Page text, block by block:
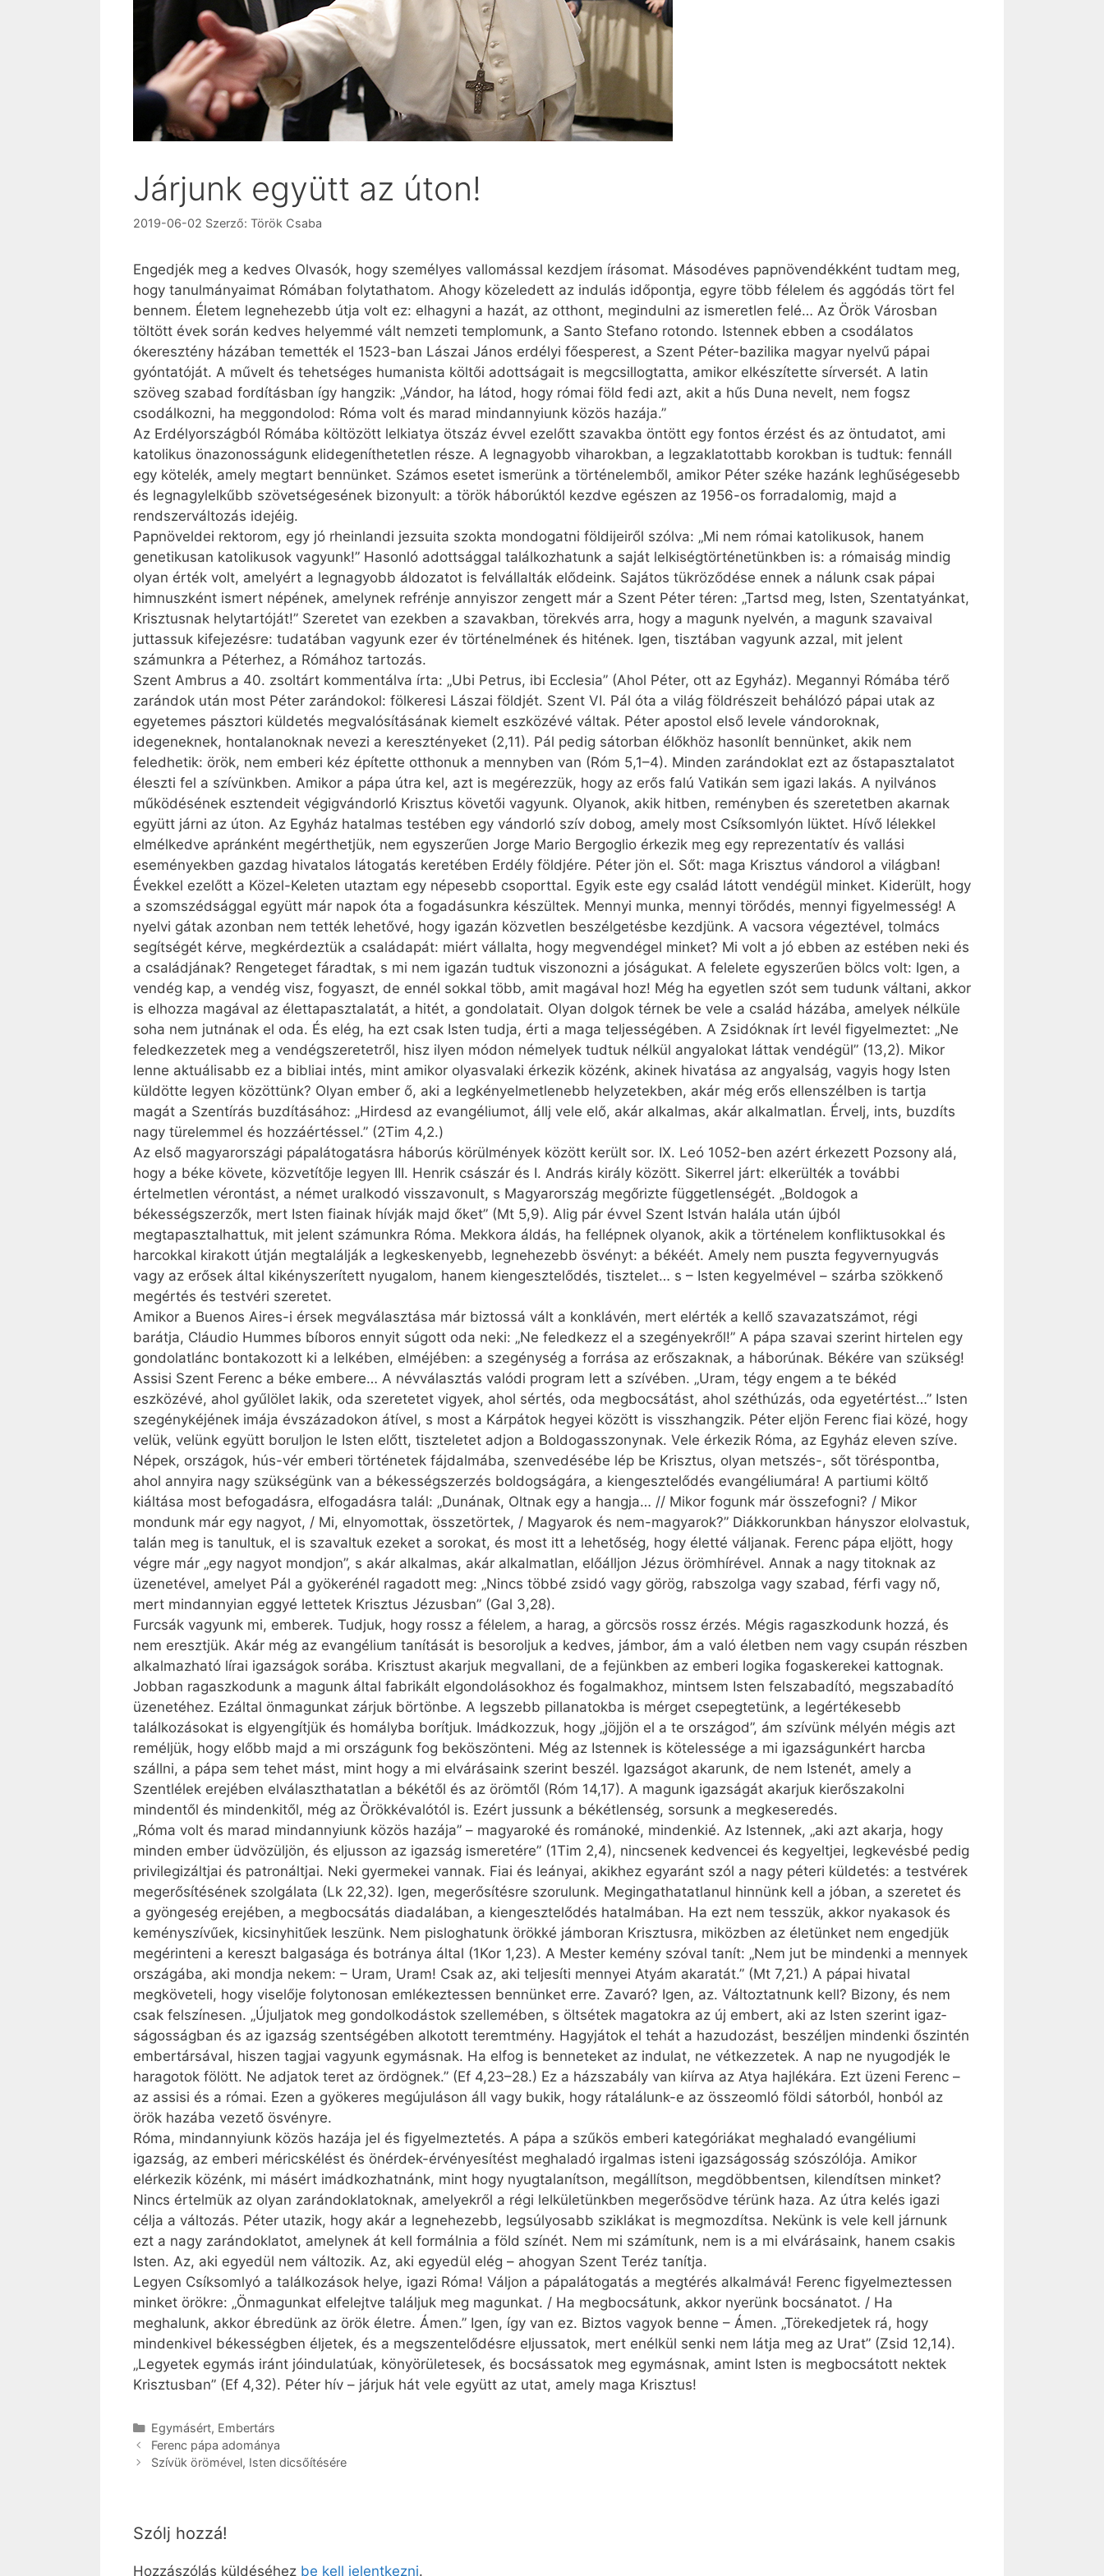
Járjunk együtt az úton!
2019-06-02 Szerző: Török Csaba
Engedjék meg a kedves Olvasók, hogy személyes vallomással kezdjem írásomat. Másodéves papnövendékként tudtam meg,
hogy tanulmányaimat Rómában folytathatom. Ahogy közeledett az indulás időpontja, egyre több félelem és aggódás tört fel
bennem. Életem legnehezebb útja volt ez: elhagyni a hazát, az otthont, megindulni az ismeretlen felé… Az Örök Városban
töltött évek során kedves helyemmé vált nemzeti templomunk, a Santo Ste­fa­no ro­tondo. Istennek ebben a csodálatos
ókeresztény házában temették el 1523-ban Lászai János erdélyi főesperest, a Szent Péter-bazilika magyar nyelvű pápai
gyóntatóját. A művelt és tehetséges humanista költői adottságait is megcsillogtatta, amikor elkészítette sírversét. A latin
szöveg szabad fordításban így hangzik: „Vándor, ha látod, hogy római föld fedi azt, akit a hűs Duna nevelt, nem fogsz
csodálkozni, ha meggondolod: Róma volt és marad mindannyiunk közös hazája.”
Az Erdélyországból Rómába költözött lelkiatya ötszáz évvel ezelőtt szavakba öntött egy fontos érzést és az öntudatot, ami
katolikus önazonosságunk elidegeníthetetlen része. A legnagyobb viharokban, a legzaklatottabb korokban is tudtuk: fennáll
egy kötelék, amely megtart bennünket. Számos esetet ismerünk a történelemből, amikor Péter széke hazánk leghűségesebb
és legnagylelkűbb szövetségesének bizonyult: a török háborúktól kezdve egészen az 1956-os forradalomig, majd a
rendszerváltozás idejéig.
Papnöveldei rektorom, egy jó rheinlandi jezsuita szokta mondogatni földijeiről szólva: „Mi nem római katolikusok, hanem
genetikusan katolikusok vagyunk!” Hasonló adottsággal találkozhatunk a saját lelkiségtörténetünkben is: a rómaiság mindig
olyan érték volt, amelyért a legnagyobb áldozatot is felvállalták elődeink. Sajátos tükröződése ennek a nálunk csak pápai
himnuszként ismert népének, amelynek refrénje annyiszor zengett már a Szent Péter téren: „Tartsd meg, Isten, Szentatyánkat,
Krisztusnak helytartóját!” Szeretet van ezekben a szavakban, törekvés arra, hogy a magunk nyelvén, a magunk szavaival
juttassuk kifejezésre: tudatában vagyunk ezer év történelmének és hitének. Igen, tisztában vagyunk azzal, mit jelent
számunkra a Péterhez, a Rómához tartozás.
Szent Ambrus a 40. zsoltárt kommentálva írta: „Ubi Petrus, ibi Ecclesia” (Ahol Péter, ott az Egyház). Megannyi Rómába térő
zarándok után most Péter zarándokol: fölkeresi Lászai földjét. Szent VI. Pál óta a világ földrészeit behálózó pápai utak az
egyetemes pásztori küldetés megvalósításának kiemelt eszközévé váltak. Péter apostol első levele vándoroknak,
idegeneknek, hontalanoknak nevezi a keresztényeket (2,11). Pál pedig sátorban élőkhöz hasonlít bennünket, akik nem
feledhetik: örök, nem emberi kéz építette otthonuk a mennyben van (Róm 5,1–4). Minden zarándoklat ezt az őstapasztalatot
éleszti fel a szívünkben. Amikor a pápa útra kel, azt is megérezzük, hogy az erős falú Vatikán sem igazi lakás. A nyilvános
működésének esztendeit végigvándorló Krisztus követői vagyunk. Olyanok, akik hitben, reményben és szeretetben akarnak
együtt járni az úton. Az Egyház hatalmas testében egy vándorló szív dobog, amely most Csík­somlyón lüktet. Hívő lélekkel
elmélkedve apránként megérthetjük, nem egyszerűen Jor­ge Mario Bergoglio érkezik meg egy reprezentatív és vallási
eseményekben gazdag hivatalos látogatás keretében Erdély földjére. Péter jön el. Sőt: maga Krisztus vándorol a világban!
Évekkel ezelőtt a Közel-Keleten utaztam egy népesebb csoporttal. Egyik este egy család látott vendégül minket. Kiderült, hogy
a szomszédsággal együtt már napok óta a fogadásunkra készültek. Mennyi munka, mennyi törődés, mennyi figyelmesség! A
nyelvi gátak azonban nem tették lehetővé, hogy igazán közvetlen beszélgetésbe kezdjünk. A vacsora végeztével, tolmács
segítségét kérve, megkérdeztük a családapát: miért vállalta, hogy megvendégel minket? Mi volt a jó ebben az estében neki és
a családjának? Rengeteget fáradtak, s mi nem igazán tudtuk viszonozni a jóságukat. A felelete egyszerűen bölcs volt: Igen, a
vendég kap, a vendég visz, fogyaszt, de ennél sokkal több, amit magával hoz! Még ha egyetlen szót sem tudunk váltani, akkor
is elhozza magával az élettapasztalatát, a hitét, a gondolatait. Olyan dolgok térnek be vele a család házába, amelyek nélküle
soha nem jutnának el oda. És elég, ha ezt csak Isten tudja, érti a maga teljességében. A Zsidóknak írt levél figyelmeztet: „Ne
feledkezzetek meg a vendégszeretetről, hisz ilyen módon némelyek tudtuk nélkül angyalokat láttak vendégül” (13,2). Mikor
lenne aktuálisabb ez a bibliai intés, mint amikor olyasvalaki érkezik közénk, akinek hivatása az angyalság, vagyis hogy Isten
küldötte legyen közöttünk? Olyan ember ő, aki a legkényelmetlenebb hely­zetekben, akár még erős ellenszélben is tartja
magát a Szentírás buzdításához: „Hirdesd az evangéliumot, állj vele elő, akár alkalmas, akár alkalmatlan. Érvelj, ints, buzdíts
nagy türelemmel és hozzáértéssel.” (2Tim 4,2.)
Az első magyarországi pápalátogatásra háborús körülmények között került sor. IX. Leó 1052-ben azért érkezett Pozsony alá,
hogy a béke követe, közvetítője legyen III. Henrik császár és I. András király között. Sikerrel járt: elkerülték a további
értelmetlen vérontást, a német uralkodó visszavonult, s Magyarország megőrizte függetlenségét. „Boldogok a
békességszerzők, mert Isten fiainak hívják majd őket” (Mt 5,9). Alig pár évvel Szent István halála után újból
megtapasztalhattuk, mit jelent számunkra Róma. Mekkora áldás, ha fellépnek olyanok, akik a történelem konfliktusokkal és
harcokkal kirakott útján megtalálják a legkeskenyebb, legnehezebb ösvényt: a békéét. Amely nem puszta fegyvernyugvás
vagy az erősek által kikényszerített nyugalom, hanem kiengesztelődés, tisztelet… s – Isten kegyelmével – szárba szökkenő
megértés és testvéri szeretet.
Amikor a Buenos Aires-i érsek megválasztása már biztossá vált a konklávén, mert elérték a kellő szavazatszámot, régi
barátja, Cláudio Hum­mes bíboros ennyit súgott oda neki: „Ne feledkezz el a szegényekről!” A pápa szavai szerint hirtelen egy
gondolatlánc bontakozott ki a lelkében, elméjében: a szegénység a forrása az erőszaknak, a háborúnak. Békére van szükség!
Assisi Szent Ferenc a béke embere… A névválasztás valódi program lett a szívében. „Uram, tégy engem a te békéd
eszközévé, ahol gyűlölet lakik, oda szeretetet vigyek, ahol sértés, oda megbocsátást, ahol széthúzás, oda egyetértést…” Isten
szegénykéjének imája évszázadokon átível, s most a Kárpátok hegyei között is visszhangzik. Péter eljön Ferenc fiai közé, hogy
velük, velünk együtt boruljon le Isten előtt, tiszteletet adjon a Boldogasszonynak. Vele érkezik Róma, az Egyház eleven szíve.
Népek, országok, hús-vér emberi történetek fájdalmába, szenvedésébe lép be Krisztus, olyan metszés-, sőt töréspontba,
ahol annyira nagy szükségünk van a békességszerzés boldogságára, a kiengesztelődés evangéliumára! A partiumi költő
kiáltása most befogadásra, elfogadásra talál: „Dunának, Oltnak egy a hangja… // Mikor fogunk már összefogni? / Mikor
mondunk már egy nagyot, / Mi, elnyomottak, összetörtek, / Magyarok és nem-magyarok?” Diákkorunkban hányszor elolvastuk,
talán meg is tanultuk, el is szavaltuk ezeket a sorokat, és most itt a lehetőség, hogy életté váljanak. Ferenc pápa eljött, hogy
végre már „egy nagyot mondjon”, s akár alkalmas, akár alkalmatlan, előálljon Jézus örömhírével. Annak a nagy titoknak az
üzenetével, amelyet Pál a gyökerénél ragadott meg: „Nincs többé zsidó vagy görög, rabszolga vagy szabad, férfi vagy nő,
mert mindannyian eggyé lettetek Krisztus Jézusban” (Gal 3,28).
Furcsák vagyunk mi, emberek. Tudjuk, hogy rossz a félelem, a harag, a görcsös rossz érzés. Mégis ragaszkodunk hozzá, és
nem eresztjük. Akár még az evangélium tanítását is besoroljuk a kedves, jámbor, ám a való életben nem vagy csupán részben
alkalmazható lírai igazságok sorába. Krisztust akarjuk megvallani, de a fejünkben az emberi logika fogaskerekei kattognak.
Jobban ragaszkodunk a magunk által fabrikált elgondolásokhoz és fogalmakhoz, mintsem Isten felszabadító, megszabadító
üzenetéhez. Ezáltal önmagunkat zárjuk börtönbe. A legszebb pillanatokba is mérget csepegtetünk, a legértékesebb
találkozásokat is elgyengítjük és homályba borítjuk. Imádkozzuk, hogy „jöjjön el a te országod”, ám szívünk mélyén mégis azt
reméljük, hogy előbb majd a mi országunk fog beköszönteni. Még az Istennek is kötelessége a mi igazságunkért harcba
szállni, a pápa sem tehet mást, mint hogy a mi elvárásaink szerint beszél. Igazságot akarunk, de nem Istenét, amely a
Szentlélek erejében elválaszthatatlan a békétől és az örömtől (Róm 14,17). A magunk igazságát akarjuk kierőszakolni
mindentől és mindenkitől, még az Örökkévalótól is. Ezért jussunk a békétlenség, sorsunk a megkeseredés.
„Róma volt és marad mind­annyiunk közös hazája” – magyaroké és románoké, mindenkié. Az Istennek, „aki azt akarja, hogy
minden ember üdvözüljön, és eljusson az igazság ismeretére” (1Tim 2,4), nincsenek kedvencei és kegyeltjei, legkevésbé pedig
privilegizáltjai és patronáltjai. Neki gyermekei vannak. Fiai és leányai, akikhez egyaránt szól a nagy péteri küldetés: a testvérek
megerősítésének szolgálata (Lk 22,32). Igen, megerősítésre szorulunk. Megingathatatlanul hinnünk kell a jóban, a szeretet és
a gyöngeség erejében, a megbocsátás diadalában, a kiengesztelődés hatalmában. Ha ezt nem tesszük, akkor nyakasok és
keményszívűek, kicsinyhitűek leszünk. Nem pisloghatunk örökké jámboran Krisztusra, miközben az életünket nem engedjük
megérinteni a kereszt balgasága és botránya által (1Kor 1,23). A Mester kemény szóval tanít: „Nem jut be mindenki a mennyek
országába, aki mondja nekem: – Uram, Uram! Csak az, aki teljesíti mennyei Atyám akaratát.” (Mt 7,21.) A pápai hivatal
megköveteli, hogy viselője folytonosan emlékeztessen bennünket erre. Zavaró? Igen, az. Változtatnunk kell? Bizony, és nem
csak felszínesen. „Újuljatok meg gondolkodástok szellemében, s öltsétek magatokra az új embert, aki az Isten szerint igaz­
ságosságban és az igazság szentségében alkotott teremtmény. Hagyjátok el tehát a hazudozást, beszéljen mindenki őszintén
embertársával, hiszen tagjai vagyunk egymásnak. Ha elfog is benneteket az indulat, ne vétkezzetek. A nap ne nyugodjék le
haragotok fölött. Ne adjatok teret az ördögnek.” (Ef 4,23–28.) Ez a házszabály van kiírva az Atya hajlékára. Ezt üzeni Ferenc –
az assisi és a római. Ezen a gyökeres megújuláson áll vagy bukik, hogy rátalálunk-e az összeomló földi sátorból, honból az
örök hazába vezető ösvényre.
Róma, mindannyiunk közös hazája jel és figyelmeztetés. A pápa a szűkös emberi kategóriákat meghaladó evangéliumi
igazság, az emberi méricskélést és önérdek-érvényesítést meghaladó irgalmas isteni igazságosság szószólója. Amikor
elérkezik közénk, mi másért imádkozhatnánk, mint hogy nyugtalanítson, megállítson, megdöbbentsen, kilendítsen minket?
Nincs értelmük az olyan zarándoklatoknak, amelyekről a régi lelkületünkben megerősödve térünk haza. Az útra kelés igazi
célja a változás. Péter utazik, hogy akár a legnehezebb, legsúlyosabb sziklákat is megmozdítsa. Nekünk is vele kell járnunk
ezt a nagy zarándoklatot, amelynek át kell formálnia a föld színét. Nem mi számítunk, nem is a mi elvárásaink, hanem csakis
Isten. Az, aki egyedül nem változik. Az, aki egyedül elég – ahogyan Szent Teréz tanítja.
Legyen Csíksomlyó a találkozások helye, igazi Róma! Váljon a pápalátogatás a megtérés alkalmává! Ferenc figyelmeztessen
minket örökre: „Önmagunkat elfelejtve találjuk meg magunkat. / Ha megbocsátunk, akkor nyerünk bocsánatot. / Ha
meghalunk, akkor ébredünk az örök életre. Ámen.” Igen, így van ez. Biztos vagyok benne – Ámen. „Törekedjetek rá, hogy
mindenkivel békességben éljetek, és a megszentelődésre eljussatok, mert enélkül senki nem látja meg az Urat” (Zsid 12,14).
„Legyetek egymás iránt jóindulatúak, könyörületesek, és bocsássatok meg egymásnak, amint Isten is megbocsátott nektek
Krisztusban” (Ef 4,32). Péter hív – járjuk hát vele együtt az utat, amely maga Krisztus!
Kategória
Egymásért, Embertárs
Ferenc pápa adománya
Szívük örömével, Isten dicsőítésére
Szólj hozzá!
Hozzászólás küldéséhez be kell jelentkezni.